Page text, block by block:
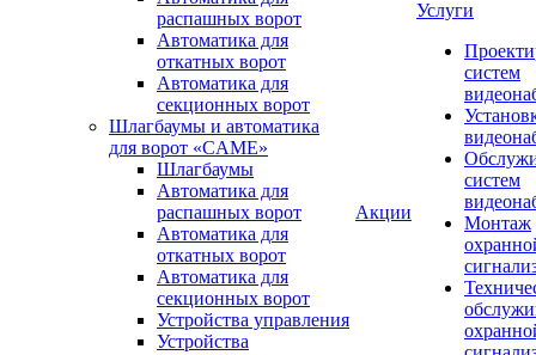
распашных ворот
Автоматика для
откатных ворот
Автоматика для
секционных ворот
Шлагбаумы и автоматика
для ворот «CAME»
Шлагбаумы
Автоматика для
распашных ворот
Автоматика для
откатных ворот
Автоматика для
секционных ворот
Устройства управления
Устройства
Акции
Услуги
систем
систем
Монтаж